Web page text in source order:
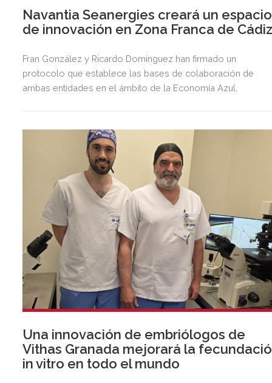
Navantia Seanergies creará un espacio
de innovación en Zona Franca de
Fran González y Ricardo Domínguez han firmado un
protocolo que establece las bases de colaboración de
ambas entidades en el ámbito de la Economía Azul.
Una innovación de embriólogos de
Vithas Granada mejorará la
in vitro en todo el mundo